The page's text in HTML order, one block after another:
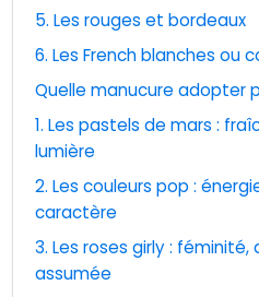
5. Les rouges et bordeaux
6. Les French blanches ou
Quelle manucure adopter
1. Les pastels de mars :
lumière
2. Les couleurs pop :
caractère
3. Les roses girly :
assumée